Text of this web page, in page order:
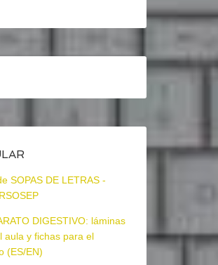
SOPAS DE LETRAS -
DIGESTIVO: láminas
aula y fichas para el
(ES/EN)